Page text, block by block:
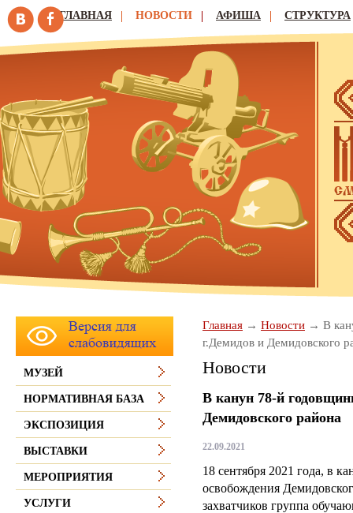
ГЛАВНАЯ НОВОСТИ АФИША СТРУКТУРА
Главная Новости
В
г.Демидов и Демидовского
Новости
В канун 78-й
Демидовского района
22.09.2021
18 сентября 2021 года, в
освобождения
захватчиков группа
МУЗЕЙ
НОРМАТИВНАЯ БАЗА
ЭКСПОЗИЦИЯ
ВЫСТАВКИ
МЕРОПРИЯТИЯ
УСЛУГИ